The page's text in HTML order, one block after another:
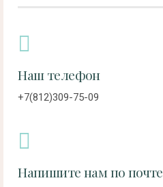
Наш телефон
+7(812)309-75-09
Напишите нам по почте